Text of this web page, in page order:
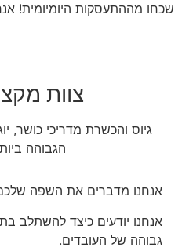
שכחו מההתעסקות היומיומית!
צוות
גיוס והכשרת מדריכי כושר,
הגבוהה
אנחנו מדברים את השפה שלכם,
אנחנו יודעים כיצד להשתלב
גבוהה של העובדים.